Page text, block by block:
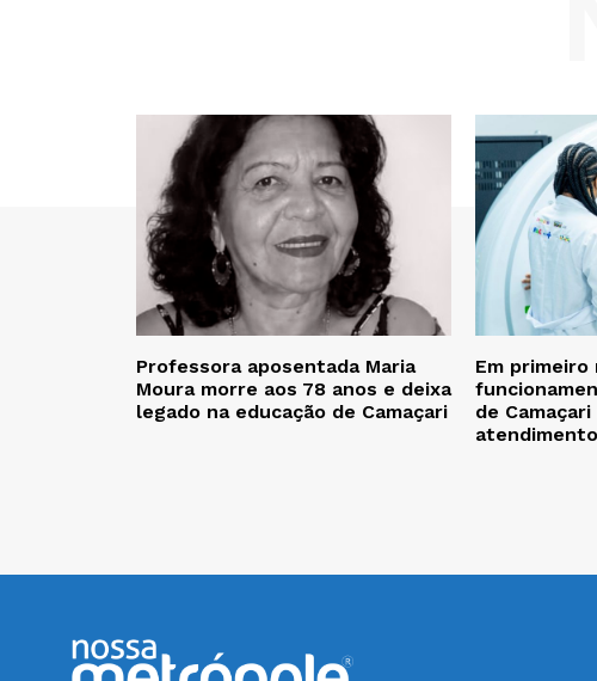
Professora aposentada Maria
Moura morre aos 78 anos e deixa
legado na educação de Camaçari
Em primeiro
de